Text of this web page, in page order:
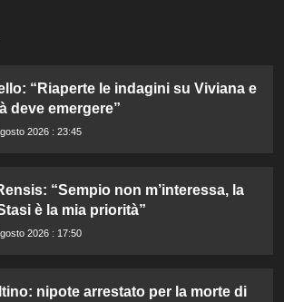
“Riaperte le indagini su Viviana e
deve emergere”
2026 : 23:45
“Sempio non m’interessa, la
è la mia priorità”
2026 : 17:50
nipote arrestato per la morte di